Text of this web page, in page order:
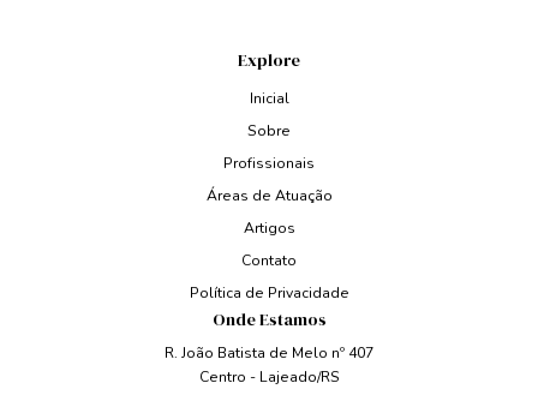
Explore
Inicial
Sobre
Profissionais
Áreas de Atuação
Artigos
Contato
Política de Privacidade
Onde Estamos
R. João Batista de Melo nº 407
Centro - Lajeado/RS